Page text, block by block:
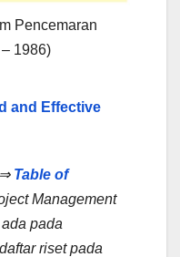
Pencemaran
1986)
and Effective
⇒ Table of
Management
pada
riset pada